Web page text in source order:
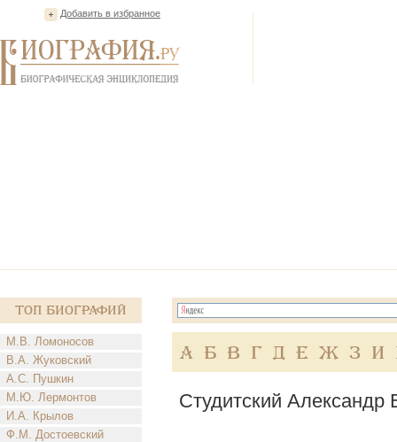
Добавить в избранное
Топ Биографий
М.В. Ломоносов
В.А. Жуковский
А.С. Пушкин
М.Ю. Лермонтов
И.А. Крылов
Ф.М. Достоевский
А Б В Г Д Е Ж З И
Студитский